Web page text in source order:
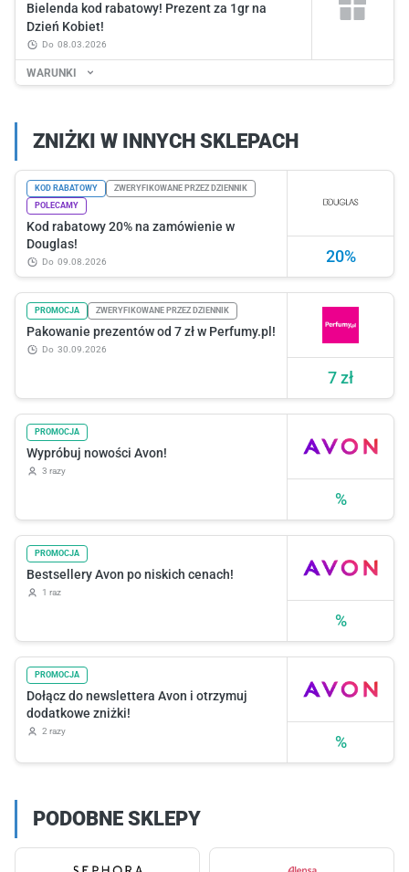
Bielenda kod rabatowy! Prezent za 1gr na
Dzień Kobiet!
do 08.03.2026
WARUNKI
ZNIŻKI W INNYCH SKLEPACH
20%
KOD RABATOWY
ZWERYFIKOWANE PRZEZ DZIENNIK
POLECAMY
Kod rabatowy 20% na zamówienie w
Douglas!
do 09.08.2026
7 zł
PROMOCJA ZWERYFIKOWANE PRZEZ DZIENNIK
Pakowanie prezentów od 7 zł w Perfumy.pl!
do 30.09.2026
%
PROMOCJA
Wypróbuj nowości Avon!
3 razy
%
PROMOCJA
Bestsellery Avon po niskich cenach!
1 raz
%
PROMOCJA
Dołącz do newslettera Avon i otrzymuj
dodatkowe zniżki!
2 razy
PODOBNE SKLEPY